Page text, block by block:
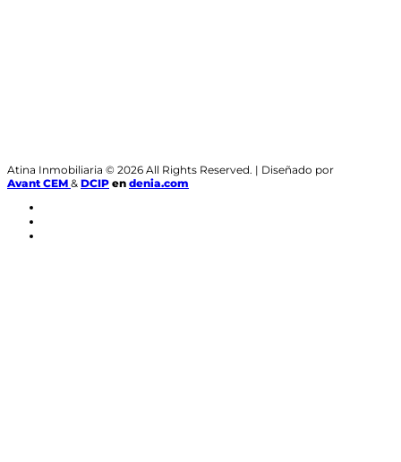
Atina Inmobiliaria © 2026 All Rights Reserved. | Diseñado por
Avant CEM & DCIP en denia.com